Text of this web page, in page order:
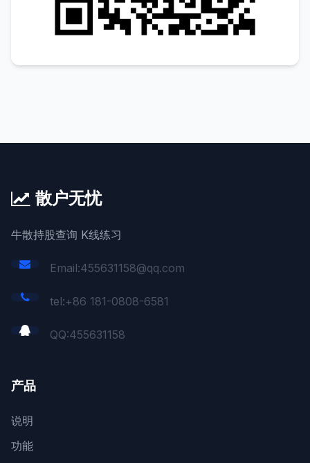
散户无忧
牛散持股查询 K线练习
Email:455631158@qq.com
tel:+86 181-0808-6581
QQ:455631158
产品
说明
功能